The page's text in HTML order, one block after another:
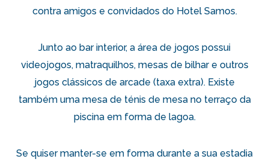
contra amigos e convidados do Hotel Samos.
Junto ao bar interior, a área de jogos possui
videojogos, matraquilhos, mesas de bilhar e outros
jogos clássicos de arcade (taxa extra). Existe
também uma mesa de ténis de mesa no terraço da
piscina em forma de lagoa.
Se quiser manter-se em forma durante a sua estadia